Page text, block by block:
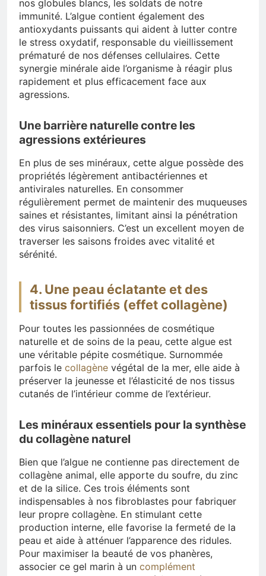
nos globules blancs, les soldats de notre
immunité. L’algue contient également des
antioxydants puissants qui aident à lutter contre
le stress oxydatif, responsable du vieillissement
prématuré de nos défenses cellulaires. Cette
synergie minérale aide l’organisme à réagir plus
rapidement et plus efficacement face aux
agressions.
Une barrière naturelle contre les
agressions extérieures
En plus de ses minéraux, cette algue possède des
propriétés légèrement antibactériennes et
antivirales naturelles. En consommer
régulièrement permet de maintenir des muqueuses
saines et résistantes, limitant ainsi la pénétration
des virus saisonniers. C’est un excellent moyen de
traverser les saisons froides avec vitalité et
sérénité.
4. Une peau éclatante et des
tissus fortifiés (effet collagène)
Pour toutes les passionnées de cosmétique
naturelle et de soins de la peau, cette algue est
une véritable pépite cosmétique. Surnommée
parfois le collagène végétal de la mer, elle aide à
préserver la jeunesse et l’élasticité de nos tissus
cutanés de l’intérieur comme de l’extérieur.
Les minéraux essentiels pour la synthèse
du collagène naturel
Bien que l’algue ne contienne pas directement de
collagène animal, elle apporte du soufre, du zinc
et de la silice. Ces trois éléments sont
indispensables à nos fibroblastes pour fabriquer
leur propre collagène. En stimulant cette
production interne, elle favorise la fermeté de la
peau et aide à atténuer l’apparence des ridules.
Pour maximiser la beauté de vos phanères,
associer ce gel marin à un complément